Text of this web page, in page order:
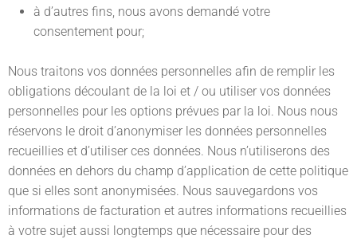
à d’autres fins, nous avons demandé votre
consentement pour;
Nous traitons vos données personnelles afin de remplir les
obligations découlant de la loi et / ou utiliser vos données
personnelles pour les options prévues par la loi. Nous nous
réservons le droit d’anonymiser les données personnelles
recueillies et d’utiliser ces données. Nous n’utiliserons des
données en dehors du champ d’application de cette politique
que si elles sont anonymisées. Nous sauvegardons vos
informations de facturation et autres informations recueillies
à votre sujet aussi longtemps que nécessaire pour des